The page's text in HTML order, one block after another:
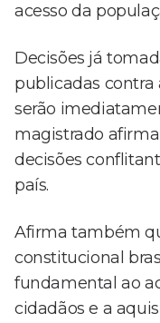
acesso da
Decisões já
publicadas contra
serão
magistrado
decisões
país.
Afirma também
constitucional
fundamental ao
cidadãos e a